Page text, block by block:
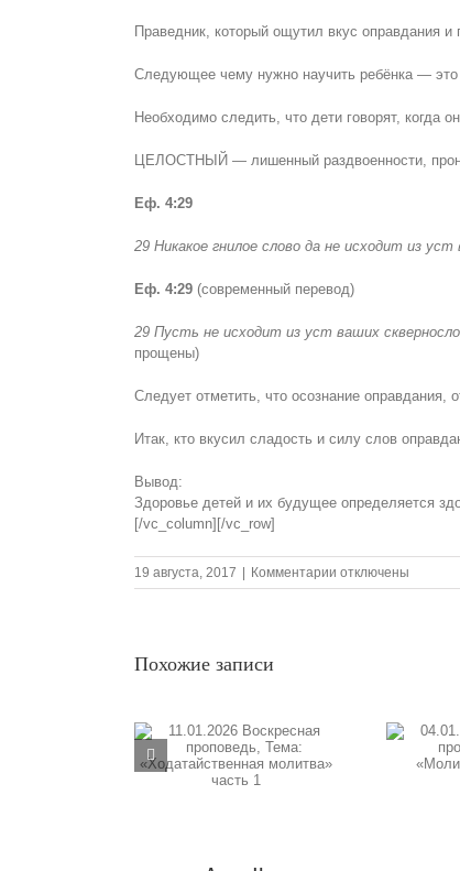
Праведник, который ощутил вкус оправдания и
Следующее чему нужно научить ребёнка — это
Необходимо следить, что дети говорят, когда
ЦЕЛОСТНЫЙ — лишенный раздвоенности,
Еф. 4:29
29 Никакое гнилое слово да не исходит из
Еф. 4:29 (современный перевод)
29 Пусть не исходит из уст ваших
прощены)
Следует отметить, что осознание оправдания,
Итак, кто вкусил сладость и силу слов
Вывод:
Здоровье детей и их будущее определяется
[/vc_column][/vc_row]
19 августа, 2017 | Комментарии к
записи
взрослых,
отключены
Похожие записи
04.01.2026 Воскресная
проповедь, Тема: